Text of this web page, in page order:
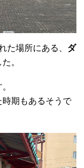
た場所にある、 ダ
。
期もあるそうで